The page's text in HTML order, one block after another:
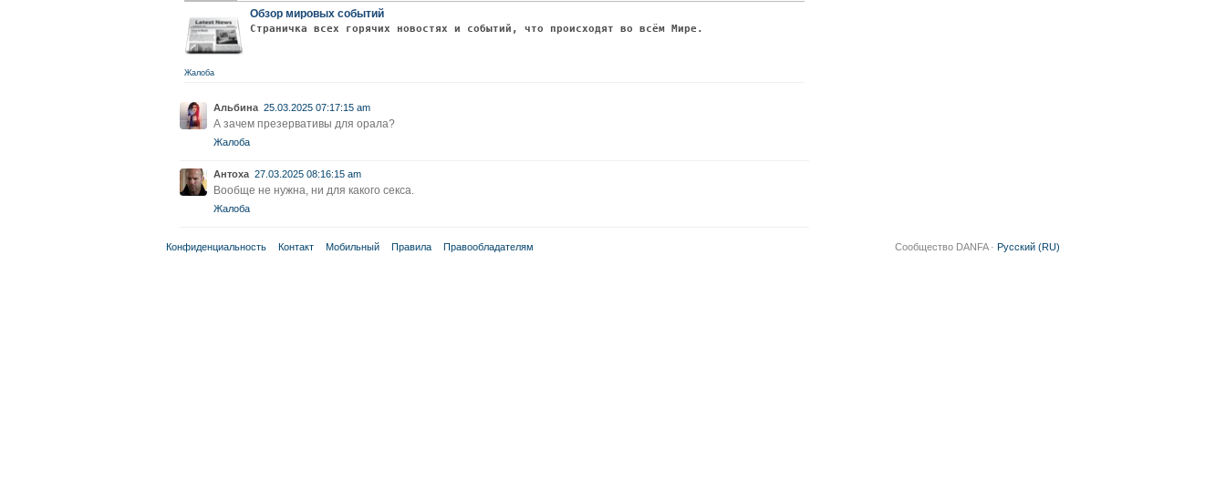
Обзор мировых событий
Страничка всех горячих новостях и событий, что происходят во всём Мире.
Жалоба
Альбина 25.03.2025 07:17:15 am
А зачем презервативы для орала?
Жалоба
Антоха 27.03.2025 08:16:15 am
Вообще не нужна, ни для какого секса.
Жалоба
Конфиденциальность Контакт Мобильный Правила Правообладателям Сообщество DANFA · Русский (RU)